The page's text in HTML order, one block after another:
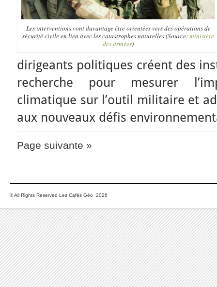
Les interventions vont davantage être orientées vers des opérations de
sécurité civile en lien avec les catastrophes naturelles (Source:ministère
des armées)
dirigeants politiques créent des
recherche pour mesurer
climatique sur l’outil militaire et
aux nouveaux défis
Page suivante »
© All Rights Reserved Les Cafés Géo 2026